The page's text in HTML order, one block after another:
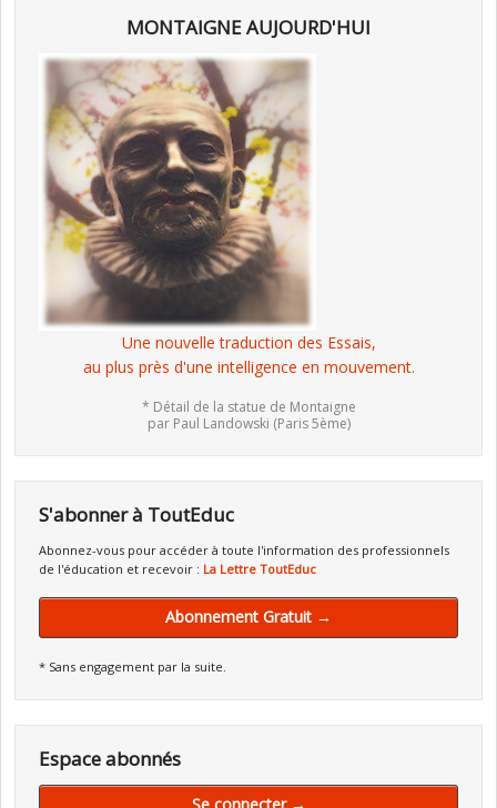
MONTAIGNE AUJOURD'HUI
Une nouvelle traduction des Essais,
au plus près d'une intelligence en mouvement.
* Détail de la statue de Montaigne
par Paul Landowski (Paris 5ème)
S'abonner à ToutEduc
Abonnez-vous pour accéder à toute l'information des professionnels
de l'éducation et recevoir : La Lettre ToutEduc
Abonnement Gratuit →
* Sans engagement par la suite.
Espace abonnés